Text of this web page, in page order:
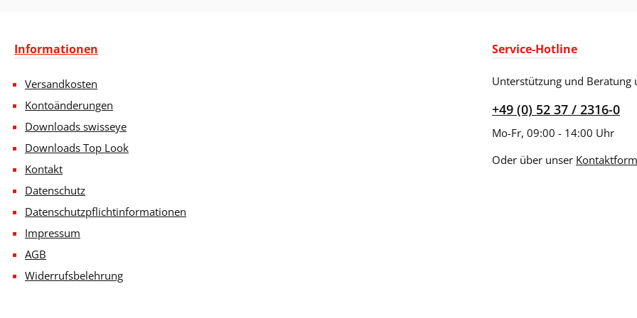
Informationen
Versandkosten
Kontoänderungen
Downloads swisseye
Downloads Top Look
Kontakt
Datenschutz
Datenschutzpflichtinformationen
Impressum
AGB
Widerrufsbelehrung
Service-Hotline
Unterstützung und Beratung
+49 (0) 52 37 / 2316-0
Mo-Fr, 09:00 - 14:00 Uhr
Oder über unser